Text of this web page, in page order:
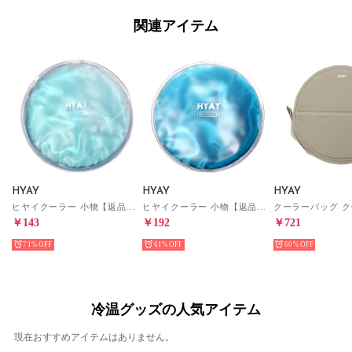
関連アイテム
HYAY
￥143
71%
HYAY
￥192
61%
HYAY
￥721
60%
冷温グッズの人気アイテム
現在おすすめアイテムはありません。